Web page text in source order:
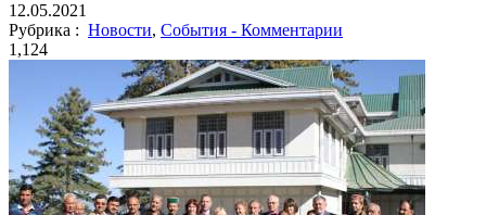
12.05.2021
Рубрика : Новости, События - Комментарии
1,124